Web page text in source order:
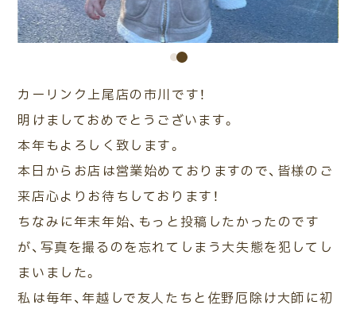
来店予約
カーリンク上尾店の市川です！
明けましておめでとうございます。
本年もよろしく致します。
本日からお店は営業始めておりますので、皆様のご
来店心よりお待ちしております！
ちなみに年末年始、もっと投稿したかったのです
が、写真を撮るのを忘れてしまう大失態を犯してし
まいました。
私は毎年、年越しで友人たちと佐野厄除け大師に初